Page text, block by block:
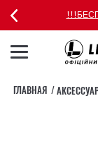
ГЛАВНАЯ